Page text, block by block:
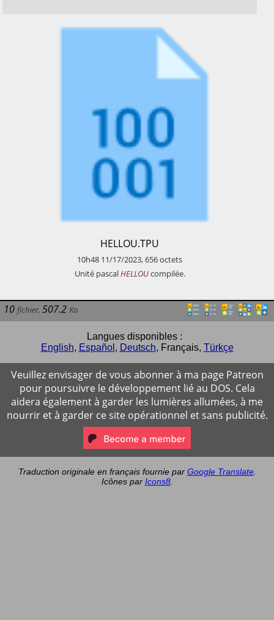
​HELLOU.TPU
10h48 11/17/2023,656octets
​Unité pascalHELLOUcompilée.
10 fichier, 507.2 Ko
Langues disponibles :
English, Español , Deutsch, Français, Türkçe
Veuillez envisager de vous abonner à ma page Patreon
pour poursuivre le développement lié au DOS. Cela
aidera également à garder les lumières allumées, à me
nourrir et à garder ce site opérationnel et sans publicité.
Traduction originale en français fournie par Google Translate.
Icônes par Icons8.